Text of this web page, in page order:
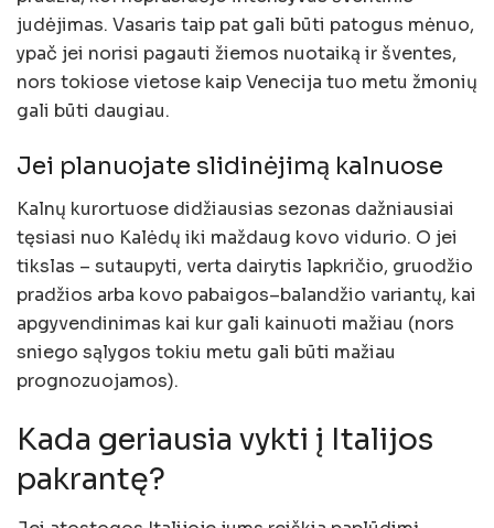
judėjimas. Vasaris taip pat gali būti patogus mėnuo,
ypač jei norisi pagauti žiemos nuotaiką ir šventes,
nors tokiose vietose kaip Venecija tuo metu žmonių
gali būti daugiau.
Jei planuojate slidinėjimą kalnuose
Kalnų kurortuose didžiausias sezonas dažniausiai
tęsiasi nuo Kalėdų iki maždaug kovo vidurio. O jei
tikslas – sutaupyti, verta dairytis lapkričio, gruodžio
pradžios arba kovo pabaigos–balandžio variantų, kai
apgyvendinimas kai kur gali kainuoti mažiau (nors
sniego sąlygos tokiu metu gali būti mažiau
prognozuojamos).
Kada geriausia vykti į Italijos
pakrantę?